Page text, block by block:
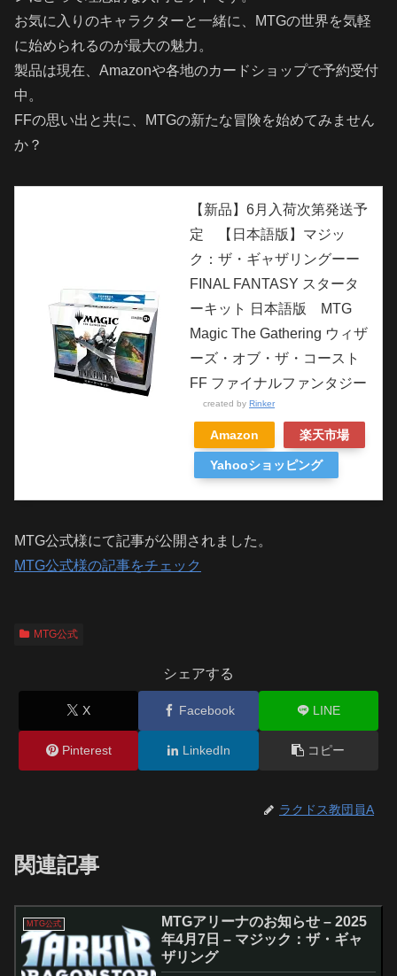
お気に入りのキャラクターと一緒に、MTGの世界を気軽
に始められるのが最大の魅力。
製品は現在、Amazonや各地のカードショップで予約受付
中。
FFの思い出と共に、MTGの新たな冒険を始めてみません
か？
【新品】6月入荷次第発送予
定 【日本語版】マジッ
ク：ザ・ギャザリングーー
FINAL FANTASY スタータ
ーキット 日本語版 MTG
Magic The Gathering ウィザ
ーズ・オブ・ザ・コースト
FF ファイナルファンタジー
created by Rinker
Amazon 楽天市場
Yahooショッピング
MTG公式様にて記事が公開されました。
MTG公式様の記事をチェック
MTG公式
シェアする
X Facebook LINE
Pinterest LinkedIn コピー
ラクドス教団員A
関連記事
MTG公式
MTGアリーナのお知らせ – 2025
年4月7日 – マジック：ザ・ギャ
ザリング